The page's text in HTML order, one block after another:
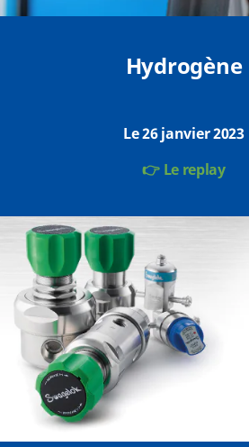
Hydrogène
Le 26 janvier 2023
👉 Le replay